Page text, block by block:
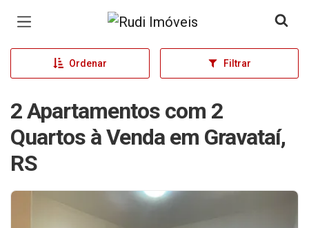
Página inicial
Ordenar Filtrar
2 Apartamentos com 2
Quartos à Venda em Gravataí,
RS